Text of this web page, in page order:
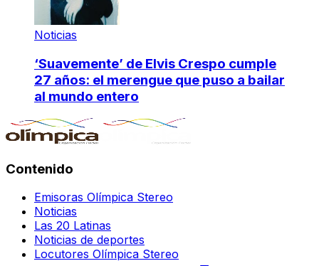
Noticias
‘Suavemente’ de Elvis Crespo cumple
27 años: el merengue que puso a bailar
al mundo entero
Contenido
Emisoras Olímpica Stereo
Noticias
Las 20 Latinas
Noticias de deportes
Locutores Olímpica Stereo